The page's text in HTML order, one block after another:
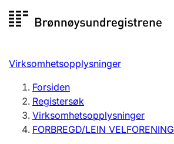
til
Registersøk
Aksjeselskap
Enkeltpersonforetak
Registrere, endre, slette
Virksomhetsopplysninger
Forsiden
Registersøk
Virksomhetsopplysninger
FORBREGD/LEIN VELFORENING